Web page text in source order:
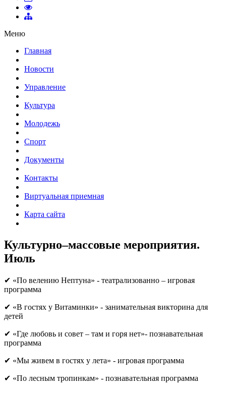
Меню
Главная
Новости
Управление
Культура
Молодежь
Спорт
Документы
Контакты
Виртуальная приемная
Карта сайта
Культурно–массовые мероприятия.
Июль
✔ «По велению Нептуна» - театрализованно – игровая
программа
✔ «В гостях у Витаминки» - занимательная викторина для
детей
✔ «Где любовь и совет – там и горя нет»- познавательная
программа
✔ «Мы живем в гостях у лета» - игровая программа
✔ «По лесным тропинкам» - познавательная программа